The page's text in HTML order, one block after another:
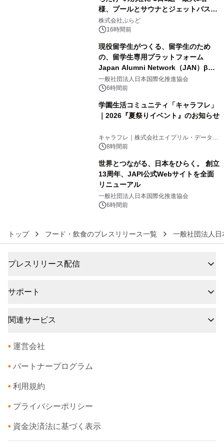
様、プールとサウナとジェットバス付
きで Villa Mon Temps AWAJIの連泊
素泊りプラン
株式会社ぷらど
16時間前
現役留学生がつくる、留学生のため
の、留学生専用プラットフォーム
Japan Alumni Network（JAN）β版
をリリース
一般社団法人日本国際化推進協会
6時間前
学園生活コミュニティ「キャラフレ」
｜2026『夏祭りイベント』のお知らせ
キャラフレ｜株式会社エイプリル・データ・
デザインズ
8時間前
世界とつながる、日本をひらく。 創立
13周年、JAPI公式Webサイトを全面
リニューアル
一般社団法人日本国際化推進協会
6時間前
トップ フード・飲食のプレスリリース一覧 一般社団法人
プレスリリース配信
サポート
関連サービス
• 運営会社
• パートナープログラム
• 利用規約
• プライバシーポリシー
• 資金決済法に基づく表示